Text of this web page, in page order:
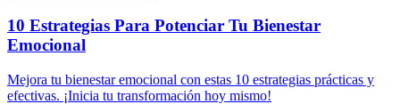
10 Estrategias Para Potenciar Tu Bienestar
Emocional
Mejora tu bienestar emocional con estas 10 estrategias prácticas y
efectivas. ¡Inicia tu transformación hoy mismo!